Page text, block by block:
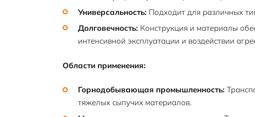
Универсальность: Подходит для различных
Долговечность: Конструкция и материалы
интенсивной эксплуатации и воздействии
Области применения:
Горнодобывающая промышленность:
тяжелых сыпучих материалов.